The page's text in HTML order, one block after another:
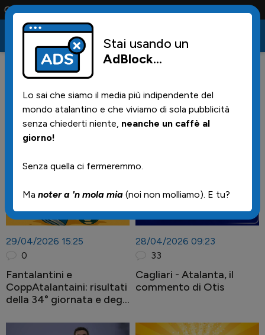
solo la maglia e solo i tifosi la portano tutta la vita
Notizie
29/04/2026 15:25
0
Fantalantini e
CoppAtalantaini: risultati
della 34° giornata e degli
28/04/2026 09:23
33
Cagliari - Atalanta, il
commento di Otis
Stai usando un
AdBlock...
Lo sai che siamo il media più indipendente del
mondo atalantino e che viviamo di sola pubblicità
senza chiederti niente, neanche un caffè al
giorno!
Senza quella ci fermeremmo.
Ma noter a 'n mola mia (noi non molliamo). E tu?